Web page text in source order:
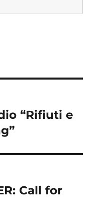
“Rifiuti e
Call for